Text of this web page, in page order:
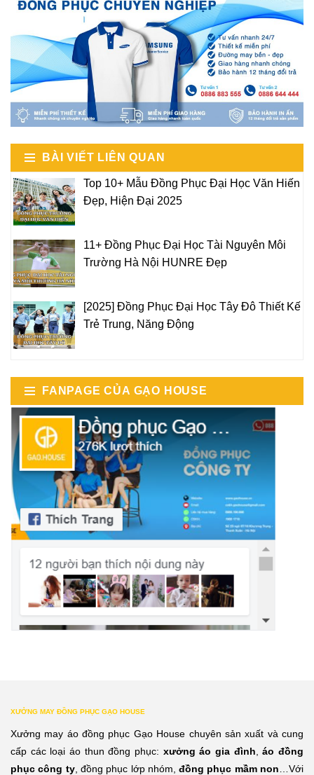
BÀI VIẾT LIÊN QUAN
Top 10+ Mẫu Đồng Phục Đại Học Văn Hiến
Đẹp, Hiện Đại 2025
11+ Đồng Phục Đại Học Tài Nguyên Môi
Trường Hà Nội HUNRE Đẹp
[2025] Đồng Phục Đại Học Tây Đô Thiết Kế
Trẻ Trung, Năng Động
FANPAGE CỦA GẠO HOUSE
XƯỞNG MAY ĐỒNG PHỤC GẠO HOUSE
Xưởng may áo đồng phục Gạo House chuyên sản xuất và cung
cấp các loại áo thun đồng phục: xưởng áo gia đình ,áo đồng
phục công ty, đồng phục lớp nhóm,đồng phục mầm non …Với